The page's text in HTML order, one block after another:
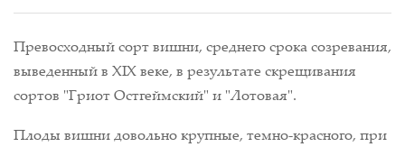
Превосходный сорт вишни, среднего срока созревания,
выведенный в ХIХ веке, в результате скрещивания
сортов "Гриот Остгеймский" и "Лотовая".
Плоды вишни довольно крупные, темно-красного, при